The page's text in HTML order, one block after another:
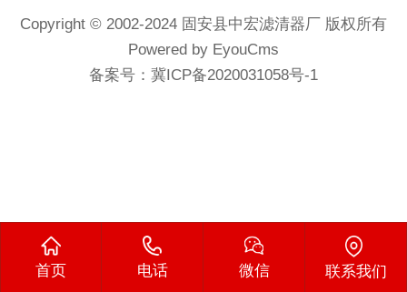
Copyright © 2002-2024 固安县中宏滤清器厂 版权所有
Powered by EyouCms
备案号： 冀ICP备2020031058号-1
首页 电话 微信 联系我们